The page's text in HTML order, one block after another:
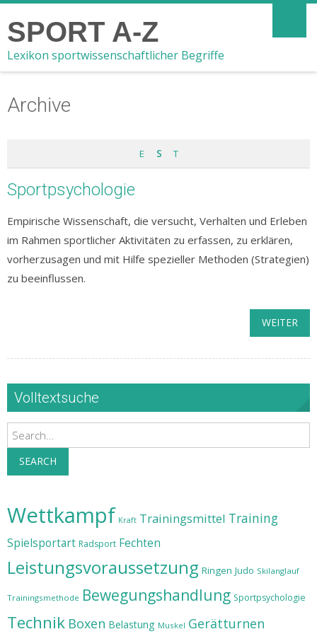
SPORT A-Z
Lexikon sportwissenschaftlicher Begriffe
Archive
E S T
Sportpsychologie
Empirische Wissenschaft, die versucht, Verhalten und Erleben
im Rahmen sportlicher Aktivitäten zu erfassen, zu erklären,
vorherzusagen und mit Hilfe spezieller Methoden (Strategien)
zu beeinflussen.
WEITER
Volltextsuche
Search
SEARCH
Wettkampf Kraft Trainingsmittel Training
Spielsportart Radsport Fechten
Leistungsvoraussetzung Ringen Judo Skilanglauf
Trainingsmethode Bewegungshandlung Sportpsychologie
Technik Boxen Belastung Muskel Gerätturnen